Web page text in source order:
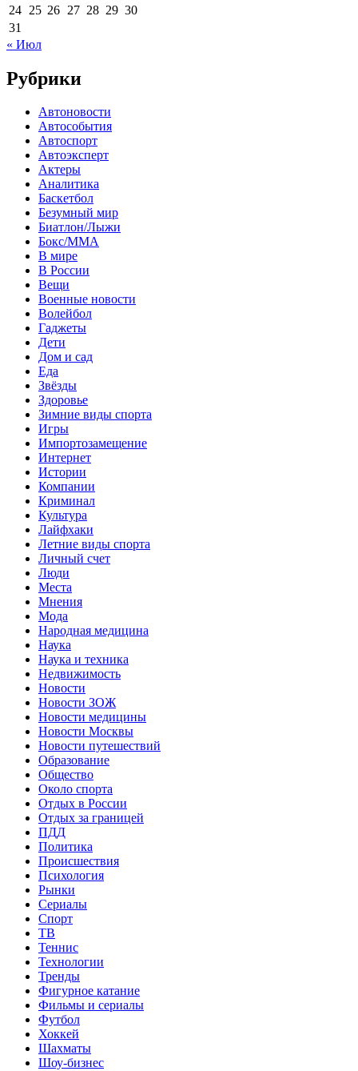
24 25 26 27 28 29 30
31
« Июл
Рубрики
Автоновости
Автособытия
Автоспорт
Автоэксперт
Актеры
Аналитика
Баскетбол
Безумный мир
Биатлон/Лыжи
Бокс/MMA
В мире
В России
Вещи
Военные новости
Волейбол
Гаджеты
Дети
Дом и сад
Еда
Звёзды
Здоровье
Зимние виды спорта
Игры
Импортозамещение
Интернет
Истории
Компании
Криминал
Культура
Лайфхаки
Летние виды спорта
Личный счет
Люди
Места
Мнения
Мода
Народная медицина
Наука
Наука и техника
Недвижимость
Новости
Новости ЗОЖ
Новости медицины
Новости Москвы
Новости путешествий
Образование
Общество
Около спорта
Отдых в России
Отдых за границей
ПДД
Политика
Происшествия
Психология
Рынки
Сериалы
Спорт
ТВ
Теннис
Технологии
Тренды
Фигурное катание
Фильмы и сериалы
Футбол
Хоккей
Шахматы
Шоу-бизнес